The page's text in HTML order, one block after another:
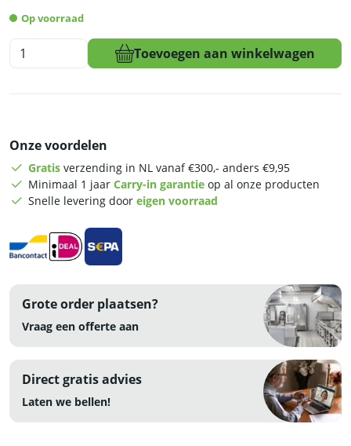
Op voorraad
HCB
Grillplaat
cm
230V
Toevoegen aan winkelwagen
Onze voordelen
Gratis verzending in NL vanaf €300,- anders €9,95
Minimaal 1 jaar Carry-in garantie op al onze producten
Snelle levering door eigen voorraad
Grote order plaatsen?
Vraag een offerte aan
Direct gratis advies
Laten we bellen!